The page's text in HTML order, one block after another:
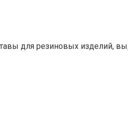
для резиновых изделий,